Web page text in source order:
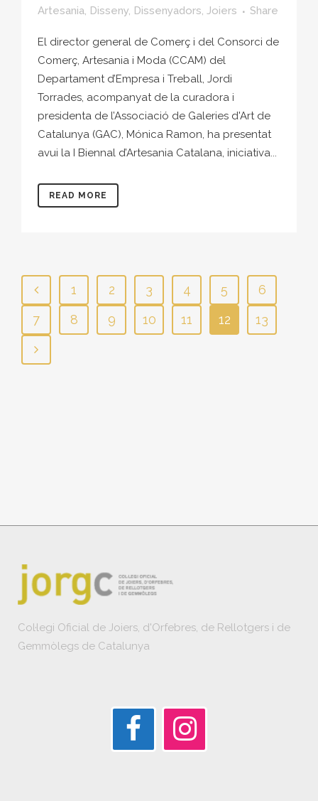
Artesania, Disseny, Dissenyadors, Joiers Share
El director general de Comerç i del Consorci de
Comerç, Artesania i Moda (CCAM) del
Departament d’Empresa i Treball, Jordi
Torrades, acompanyat de la curadora i
presidenta de l’Associació de Galeries d'Art de
Catalunya (GAC), Mónica Ramon, ha presentat
avui la I Biennal d’Artesania Catalana, iniciativa...
READ MORE
1 2 3 4 5
6
7
8 9 10 11 12 13
Col·legi Oficial de Joiers, d'Orfebres, de Rellotgers i de
Gemmòlegs de Catalunya